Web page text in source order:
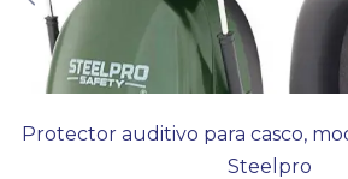
Protector auditivo para casco,
Steelpro